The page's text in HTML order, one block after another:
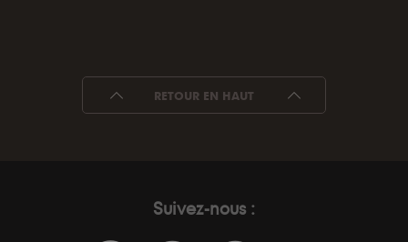
RETOUR EN HAUT
Suivez-nous :